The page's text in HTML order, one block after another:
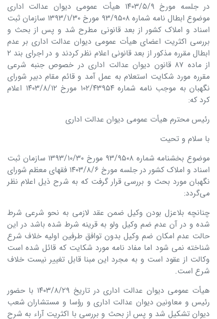
در جلسه مورخ ۱۴۰۳/۵/۹ هیأت عمومی دیوان عدالت اداری
موضوع ابطال نامه شماره ۹۳/۹۵۰۸ مورخ ۱۳۹۳/۱/۳۰ سازمان ثبت
اسناد و املاک کشور از بعد قانونی مطرح شد و پس از بحث و
بررسی اکثریت اعضای هیأت عمومی دیوان عدالت اداری بر عدم
ابطال مقرره مذکور از بعد قانونی اعلام نظر کردند و در اجرای بند ۲
از ماده ۸۷ قانون دیوان عدالت اداری در خصوص جنبه شرعی
مقرره مورد شکایت استعلام به عمل آمد و قائم مقام دبیر شورای
نگهبان به موجب نامه شماره ۱۰۲/۴۳۹۵۴ مورخ ۱۴۰۳/۸/۱۲ اعلام
کرد که:
رئیس محترم هیأت عمومی دیوان عدالت اداری
با سلام و تحیت
موضوع بخشنامه شماره ۹۳/۹۵۰۸ مورخ ۱۳۹۳/۱۰/۳۰ سازمان ثبت
اسناد و املاک کشور در جلسه مورخ ۱۴۰۳/۸/۶ فقهای معظم شورای
نگهبان مورد بحث و بررسی قرار گرفت که به شرح ذیل اعلام نظر
می‌گردد:
چنانچه بلاعزل بودن وکیل ضمن عقد لازمی به نحو شرعی شرط
شده و در آن عدم ضم وکیل ولو به قرینه شرط شده باشد در این
حالت عدم امکان ضم وکیل بدون توافق طرفین اولیه خلاف شرع
شناخته نمی شود اما مفاد نامه مورد شکایت که قائل شده است
وکالت از عقود است و به مجرد این مبنا قابل تغییر نیست خلاف
شرع است.
هیأت عمومی دیوان عدالت اداری در تاریخ ۱۴۰۳/۸/۲۹ با حضور
رئیس و معاونین دیوان عدالت اداری و رؤسا و مستشاران شعب
دیوان تشکیل شد و پس از بحث و بررسی با اکثریت آراء به شرح